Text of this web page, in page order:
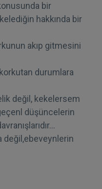
bir
hakkında bir
akıp gitmesini
durumlara
değil, kekelersem
düşüncelerin
değil,ebeveynlerin